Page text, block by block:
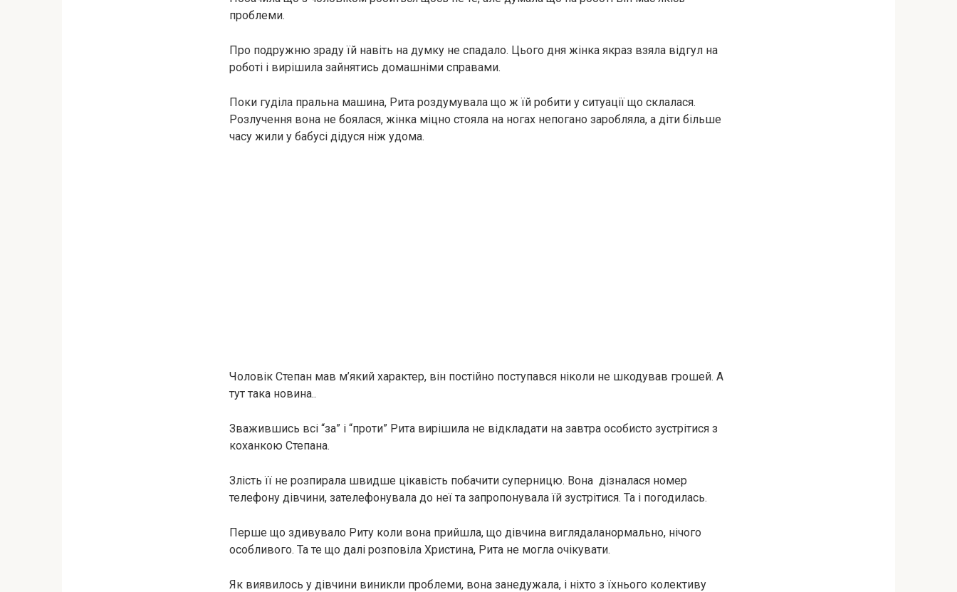
проблеми.
Про подружню зраду їй навіть на думку не спадало. Цього дня жінка якраз взяла відгул на
роботі і вирішила зайнятись домашніми справами.
Поки гуділа пральна машина, Рита роздумувала що ж їй робити у ситуації що склалася.
Розлучення вона не боялася, жінка міцно стояла на ногах непогано заробляла, а діти більше
часу жили у бабусі дідуся ніж удома.
Чоловік Степан мав м’який характер, він постійно поступався ніколи не шкодував грошей. А
тут така новина..
Зважившись всі “за” і “проти” Рита вирішила не відкладати на завтра особисто зустрітися з
коханкою Степана.
Злість її не розпирала швидше цікавість побачити суперницю. Вона дізналася номер
телефону дівчини, зателефонувала до неї та запропонувала їй зустрітися. Та і погодилась.
Перше що здивувало Риту коли вона прийшла, що дівчина виглядаланормально, нічого
особливого. Та те що далі розповіла Христина, Рита не могла очікувати.
Як виявилось у дівчини виникли проблеми, вона занедужала, і ніхто з їхнього колективу